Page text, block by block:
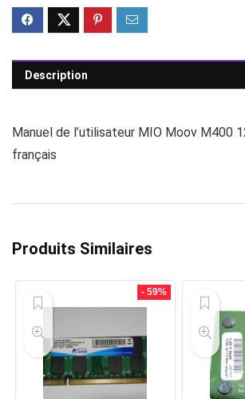
Description
Manuel de l’utilisateur MIO Moov M400
français
Produits Similaires
- 59%